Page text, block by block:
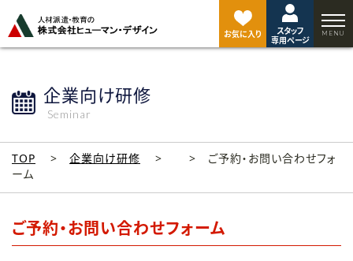
お気に入り
スタッフ
専用ページ
企業向け研修
Seminar
TOP 企業向け研修
ご予約・お問い合わせフォ
ーム
ご予約・お問い合わせフォーム
ジ
ト